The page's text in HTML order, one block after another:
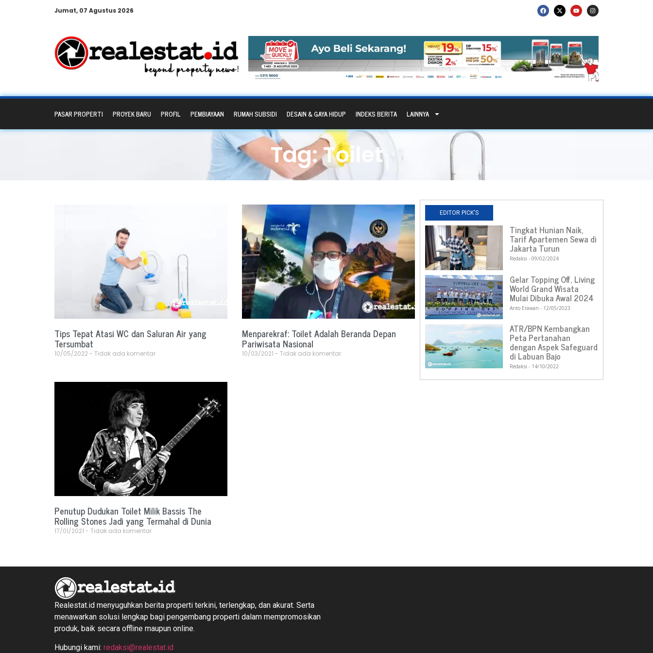
Jumat, 07 Agustus 2026
PASAR PROPERTI PROYEK BARU PROFIL PEMBIAYAAN RUMAH SUBSIDI DESAIN & GAYA HIDUP INDEKS BERITA LAINNYA
Tag: Toilet
Tips Tepat Atasi WC dan Saluran Air yang
Tersumbat
10/05/2022 Tidak ada komentar
Menparekraf: Toilet Adalah Beranda Depan
Pariwisata Nasional
10/03/2021 Tidak ada komentar
Penutup Dudukan Toilet Milik Bassis The
Rolling Stones Jadi yang Termahal di Dunia
17/01/2021 Tidak ada komentar
EDITOR PICK'S
Tingkat Hunian Naik,
Tarif Apartemen Sewa di
Jakarta Turun
Redaksi 09/02/2024
Gelar Topping Off, Living
World Grand Wisata
Mulai Dibuka Awal 2024
Anto Erawan 12/05/2023
ATR/BPN Kembangkan
Peta Pertanahan
dengan Aspek Safeguard
di Labuan Bajo
Redaksi 14/10/2022
Realestat.id menyuguhkan berita properti terkini, terlengkap, dan akurat. Serta
menawarkan solusi lengkap bagi pengembang properti dalam mempromosikan
produk, baik secara offline maupun online.
Hubungi kami: redaksi@realestat.id